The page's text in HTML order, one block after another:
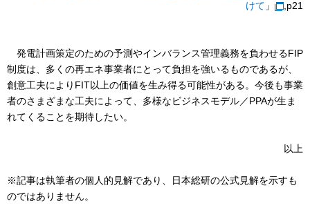
けて 」 ,p21
発電計画策定のための予測やインバランス管理義務を負わせるFIP
制度は、多くの再エネ事業者にとって負担を強いるものであるが、
創意工夫によりFIT以上の価値を生み得る可能性がある。今後も事業
者のさまざまな工夫によって、多様なビジネスモデル／PPAが生ま
れてくることを期待したい。
以上
※記事は執筆者の個人的見解であり、日本総研の公式見解を示すも
のではありません。